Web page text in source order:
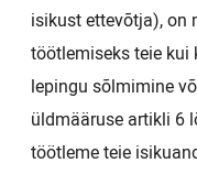
isikust ettevõtja), on
töötlemiseks teie kui
lepingu sõlmimine
üldmääruse artikli 6
töötleme teie